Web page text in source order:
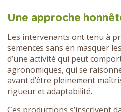
Une approche
Les intervenants ont tenu à
semences sans en masquer
d’une activité qui peut
agronomiques, qui se
avant d’être pleinement
rigueur et adaptabilité.
Ces productions s’inscrivent